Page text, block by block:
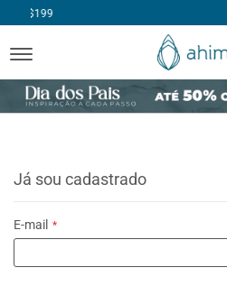
Já sou cadastrado
E-mail